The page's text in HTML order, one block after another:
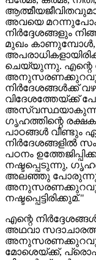
അവയെ
നിർദ്ദേശങ്ങളും
മുഖം കാണുമ്പോൾ,
ചെയ്യുന്നു. എന്റെ
അനുസരണക്കുറവും,
നിർദേശങ്ങൾക്ക്
വിദേശത്തേയ്ക്ക്
അസ്വസ്ഥയാകുന്നു.
ഗൃഹത്തിന്റെ
പാഠങ്ങൾ വീണ്ടും
നിർദേശങ്ങളിൽ
പഠനം
നഷ്ടപ്പെടുന്നു,
അലഞ്ഞു
അനുസരണക്കുറവും
നഷ്ടപ്പെട്ടിരിക്കുമ്."
എന്റെ
അഥവാ
അനുസരണക്കുറവും
മോശെയ്ക്ക്,